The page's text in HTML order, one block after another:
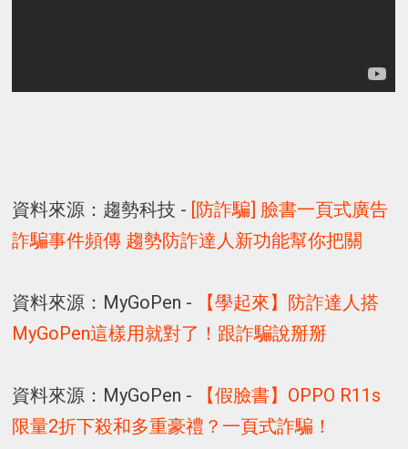
資料來源：趨勢科技 - [防詐騙] 臉書一頁式廣告
詐騙事件頻傳 趨勢防詐達人新功能幫你把關
資料來源：MyGoPen -
【學起來】防詐達人搭
MyGoPen這樣用就對了！跟詐騙說掰掰
資料來源：MyGoPen -
【假臉書】OPPO R11s
限量2折下殺和多重豪禮？一頁式詐騙！